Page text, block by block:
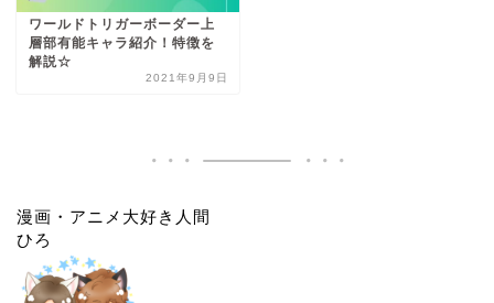
ワールドトリガーボーダー上
層部有能キャラ紹介！特徴を
解説☆
2021年9月9日
漫画・アニメ大好き人間
ひろ